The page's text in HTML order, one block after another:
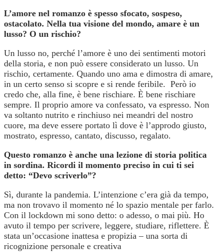
L’amore nel romanzo è spesso sfocato, sospeso,
ostacolato. Nella tua visione del mondo, amare è un
lusso? O un rischio?
Un lusso no, perché l’amore è uno dei sentimenti motori
della storia, e non può essere considerato un lusso. Un
rischio, certamente. Quando uno ama e dimostra di amare,
in un certo senso si scopre e si rende feribile. Però io
credo che, alla fine, è bene rischiare. È bene rischiare
sempre. Il proprio amore va confessato, va espresso. Non
va soltanto nutrito e rinchiuso nei meandri del nostro
cuore, ma deve essere portato lì dove è l’approdo giusto,
mostrato, espresso, cantato, discusso, regalato.
Questo romanzo è anche una lezione di storia politica
in sordina. Ricordi il momento preciso in cui ti sei
detto: “Devo scriverlo”?
Sì, durante la pandemia. L’intenzione c’era già da tempo,
ma non trovavo il momento né lo spazio mentale per farlo.
Con il lockdown mi sono detto: o adesso, o mai più. Ho
avuto il tempo per scrivere, leggere, studiare, riflettere. È
stata un’occasione inattesa e propizia – una sorta di
ricognizione personale e creativa